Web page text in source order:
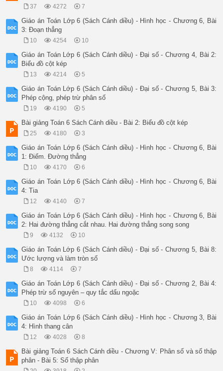
37 4272 7
Giáo án Toán Lớp 6 (Sách Cánh diều) - Hình học - Chương 6, Bài
3: Đoạn thẳng
10 4254 10
Giáo án Toán Lớp 6 (Sách Cánh diều) - Đại số - Chương 4, Bài 2:
Biểu đồ cột kép
13 4214 5
Giáo án Toán Lớp 6 (Sách Cánh diều) - Đại số - Chương 5, Bài 3:
Phép cộng, phép trừ phân số
19 4190 5
Bài giảng Toán 6 Sách Cánh diều - Bài 2: Biểu đồ cột kép
25 4180 3
Giáo án Toán Lớp 6 (Sách Cánh diều) - Hình học - Chương 6, Bài
1: Điểm. Đường thẳng
10 4170 6
Giáo án Toán Lớp 6 (Sách Cánh diều) - Hình học - Chương 6, Bài
4: Tia
12 4140 7
Giáo án Toán Lớp 6 (Sách Cánh diều) - Hình học - Chương 6, Bài
2: Hai đường thẳng cắt nhau. Hai đường thẳng song song
9 4132 10
Giáo án Toán Lớp 6 (Sách Cánh diều) - Đại số - Chương 5, Bài 8:
Ước lượng và làm tròn số
8 4114 7
Giáo án Toán Lớp 6 (Sách Cánh diều) - Đại số - Chương 2, Bài 4:
Phép trừ số nguyên – quy tắc dấu ngoặc
10 4098 6
Giáo án Toán Lớp 6 (Sách Cánh diều) - Hình học - Chương 3, Bài
4: Hình thang cân
12 4028 8
Bài giảng Toán 6 Sách Cánh diều - Chương V: Phân số và số thập
phân - Bài 5: Số thập phân